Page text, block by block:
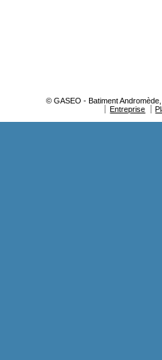
© GASEO - Batiment
Entreprise